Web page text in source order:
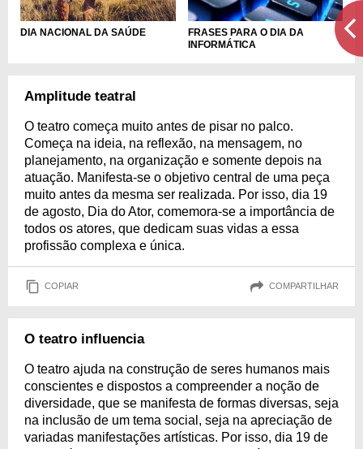
DIA NACIONAL DA SAÚDE
FRASES PARA O DIA DA
INFORMÁTICA
Amplitude teatral
O teatro começa muito antes de pisar no palco.
Começa na ideia, na reflexão, na mensagem, no
planejamento, na organização e somente depois na
atuação. Manifesta-se o objetivo central de uma peça
muito antes da mesma ser realizada. Por isso, dia 19
de agosto, Dia do Ator, comemora-se a importância de
todos os atores, que dedicam suas vidas a essa
profissão complexa e única.
COPIAR COMPARTILHAR
O teatro influencia
O teatro ajuda na construção de seres humanos mais
conscientes e dispostos a compreender a noção de
diversidade, que se manifesta de formas diversas, seja
na inclusão de um tema social, seja na apreciação de
variadas manifestações artísticas. Por isso, dia 19 de